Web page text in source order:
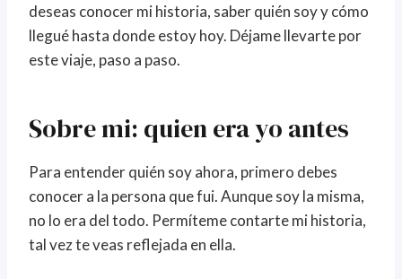
deseas conocer mi historia, saber quién soy y cómo
llegué hasta donde estoy hoy. Déjame llevarte por
este viaje, paso a paso.
Sobre mi: quien era yo antes
Para entender quién soy ahora, primero debes
conocer a la persona que fui. Aunque soy la misma,
no lo era del todo. Permíteme contarte mi historia,
tal vez te veas reflejada en ella.